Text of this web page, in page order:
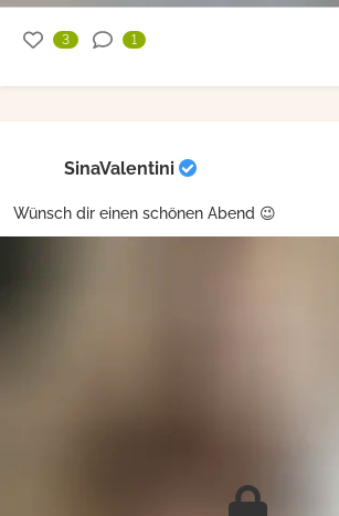
3 1
SinaValentini
Wünsch dir einen schönen Abend 😉